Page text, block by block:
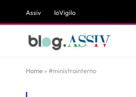
Assiv IoVigilo
Home » #ministrointerno